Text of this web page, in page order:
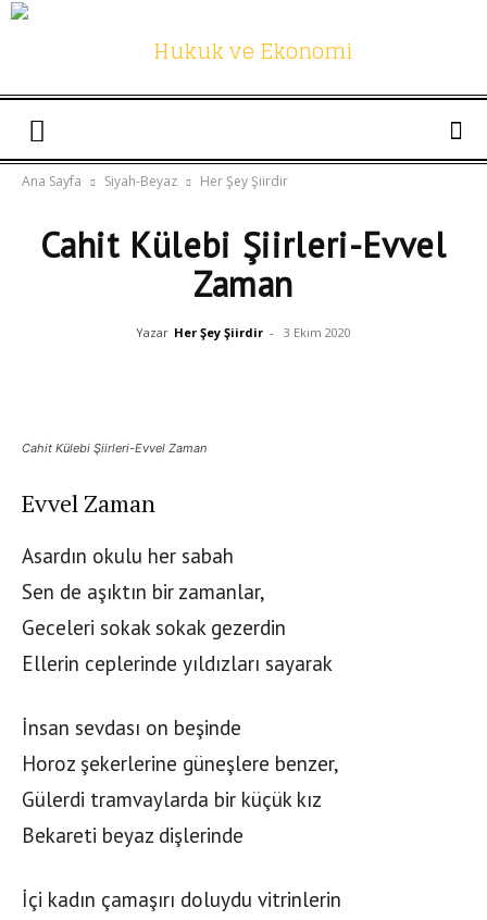
ve
Ekonomi
Ana Sayfa Siyah-Beyaz Her Şey Şiirdir
Cahit Külebi Şiirleri-Evvel
Zaman
Yazar Her Şey Şiirdir - 3 Ekim 2020
Cahit Külebi Şiirleri-Evvel Zaman
Evvel Zaman
Asardın okulu her sabah
Sen de aşıktın bir zamanlar,
Geceleri sokak sokak gezerdin
Ellerin ceplerinde yıldızları sayarak
İnsan sevdası on beşinde
Horoz şekerlerine güneşlere benzer,
Gülerdi tramvaylarda bir küçük kız
Bekareti beyaz dişlerinde
İçi kadın çamaşırı doluydu vitrinlerin